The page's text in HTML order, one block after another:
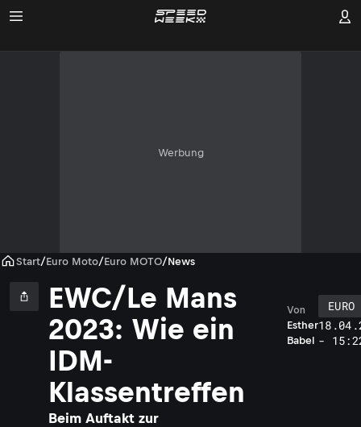
Werbung
Start/Euro Moto/Euro MOTO/News
EWC/Le Mans
2023: Wie ein
IDM-
Klassentreffen
Beim Auftakt zur
Esther
Babel
Von
EURO
-